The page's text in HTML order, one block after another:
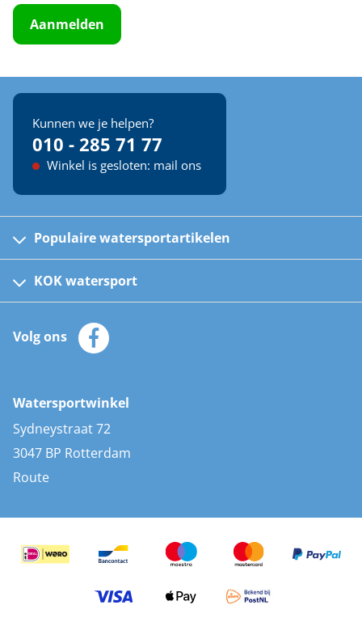
Aanmelden
Kunnen we je helpen?
010 - 285 71 77
Winkel is gesloten: mail ons
Populaire watersportartikelen
Kinder reddingsvesten
Automatische reddingsvesten
Zeilkleding
Zonnepanelen
AIS transponders
Stootwillen en fenders
Bootkussens
Zwemtrappen
KOK watersport
Klantenservice
Merken
Volg ons
Watersportwinkel
Sydneystraat 72
3047 BP Rotterdam
Route